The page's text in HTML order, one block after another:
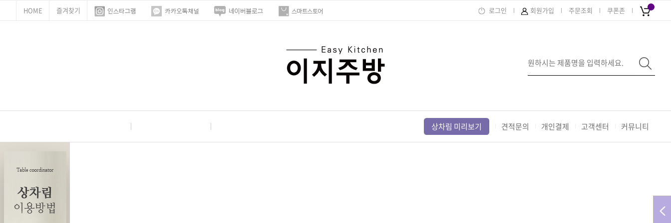
HOME 즐겨찾기 쿠폰존
주문조회
회원가입
로그인
상차림 미리보기 견적문의 개인결제 고객센터 커뮤니티